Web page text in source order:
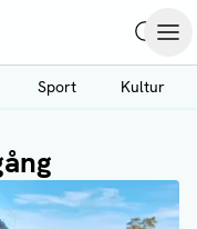
Sport Kultur